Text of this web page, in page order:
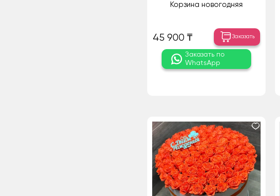
Корзина новогодняя
45 900 ₸ Заказать
Заказать по
WhatsApp